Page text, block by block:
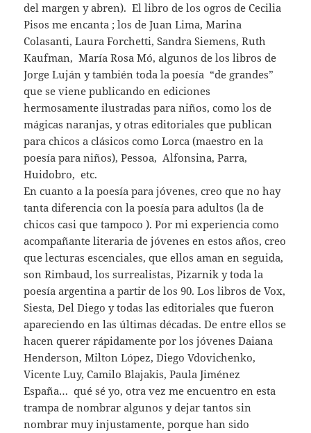
del margen y abren). El libro de los ogros de Cecilia
Pisos me encanta ; los de Juan Lima, Marina
Colasanti, Laura Forchetti, Sandra Siemens, Ruth
Kaufman, María Rosa Mó, algunos de los libros de
Jorge Luján y también toda la poesía “de grandes”
que se viene publicando en ediciones
hermosamente ilustradas para niños, como los de
mágicas naranjas, y otras editoriales que publican
para chicos a clásicos como Lorca (maestro en la
poesía para niños), Pessoa, Alfonsina, Parra,
Huidobro, etc.
En cuanto a la poesía para jóvenes, creo que no hay
tanta diferencia con la poesía para adultos (la de
chicos casi que tampoco ). Por mi experiencia como
acompañante literaria de jóvenes en estos años, creo
que lecturas escenciales, que ellos aman en seguida,
son Rimbaud, los surrealistas, Pizarnik y toda la
poesía argentina a partir de los 90. Los libros de Vox,
Siesta, Del Diego y todas las editoriales que fueron
apareciendo en las últimas décadas. De entre ellos se
hacen querer rápidamente por los jóvenes Daiana
Henderson, Milton López, Diego Vdovichenko,
Vicente Luy, Camilo Blajakis, Paula Jiménez
España… qué sé yo, otra vez me encuentro en esta
trampa de nombrar algunos y dejar tantos sin
nombrar muy injustamente, porque han sido